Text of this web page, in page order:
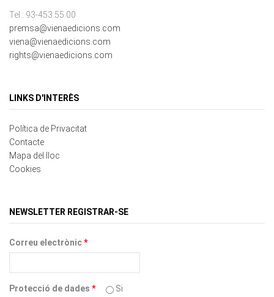
viena@vienaedicions.com
rights@vienaedicions.com
Política de Privacitat
Mapa del lloc
Cookies
Correu electrònic*
VIENA SERVEIS EDITORIALS, S.L. informa als usuaris en compliment del article
13 de Reglament UE 2016/679 del Parlament Europeu i del Consell, del 27 de